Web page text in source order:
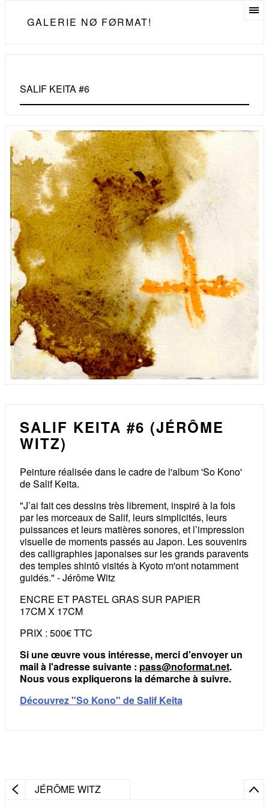
GALERIE NØ FØRMAT!
SALIF KEITA #6
SALIF KEITA #6 (JÉRÔME
WITZ)
Peinture réalisée dans le cadre de l'album 'So Kono'
de Salif Keita.
"J’ai fait ces dessins très librement, inspiré à la fois
par les morceaux de Salif, leurs simplicités, leurs
puissances et leurs matières sonores, et l’impression
visuelle de moments passés au Japon. Les souvenirs
des calligraphies japonaises sur les grands paravents
des temples shintô visités à Kyoto m'ont notamment
guidés." - Jérôme Witz
ENCRE ET PASTEL GRAS SUR PAPIER
17CM X 17CM
PRIX : 500€ TTC
Si une œuvre vous intéresse, merci d'envoyer un
mail à l'adresse suivante : pass@noformat.net.
Nous vous expliquerons la démarche à suivre.
Découvrez "So Kono" de Salif Keita
JÉRÔME WITZ